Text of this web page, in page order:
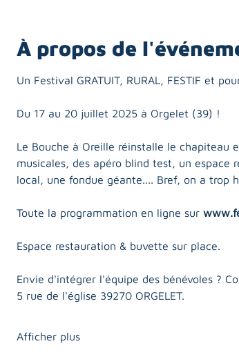
À propos de
​Un Festival GRATUIT, RURAL, FESTIF et
Du 17 au 20 juillet 2025 à Orgelet (39) !
Le Bouche à Oreille réinstalle le chapiteau
musicales, des apéro blind test, un
local, une fondue géante.... Bref, on a trop
​Toute la programmation en ligne sur
​​Espace restauration & buvette sur place.
​Envie d'intégrer l'équipe des bénévoles ?
5 rue de l'église 39270 ORGELET.
Afficher plus